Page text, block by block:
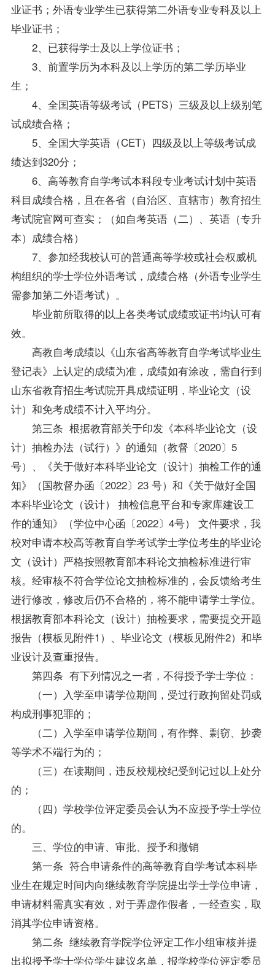
业证书；外语专业学生已获得第二外语专业专科及以上
毕业证书；
2、已获得学士及以上学位证书；
3、前置学历为本科及以上学历的第二学历毕业
生；
4、全国英语等级考试（PETS）三级及以上级别笔
试成绩合格；
5、全国大学英语（CET）四级及以上等级考试成
绩达到320分；
6、高等教育自学考试本科段专业考试计划中英语
科目成绩合格，且在各省（自治区、直辖市）教育招生
考试院官网可查实；（如自考英语（二）、英语（专升
本）成绩合格）
7、参加经我校认可的普通高等学校或社会权威机
构组织的学士学位外语考试，成绩合格（外语专业学生
需参加第二外语考试）。
毕业前所取得的以上各类考试成绩或证书均认可有
效。
高教自考成绩以《山东省高等教育自学考试毕业生
登记表》上认定的成绩为准，成绩如有涂改，需自行到
山东省教育招生考试院开具成绩证明，毕业论文（设
计）和免考成绩不计入平均分。
第三条 根据教育部关于印发《本科毕业论文（设
计）抽检办法（试行）》的通知（教督〔2020〕5
号）、《关于做好本科毕业论文（设计）抽检工作的通
知》（国教督办函〔2022〕23 号）和《关于做好全国
本科毕业论文（设计） 抽检信息平台和专家库建设工
作的通知》（学位中心函〔2022〕4号） 文件要求，我
校对申请本校高等教育自学考试学士学位考生的毕业论
文（设计）严格按照教育部本科论文抽检标准进行审
核。经审核不符合学位论文抽检标准的，会反馈给考生
进行修改，修改后仍不合格的，将不能申请学士学位。
根据教育部本科论文（设计）抽检要求，需要提交开题
报告（模板见附件1）、毕业论文（模板见附件2）和毕
业设计及查重报告。
第四条 有下列情况之一者，不得授予学士学位：
（一）入学至申请学位期间，受过行政拘留处罚或
构成刑事犯罪的；
（二）入学至申请学位期间，有作弊、剽窃、抄袭
等学术不端行为的；
（三）在读期间，违反校规校纪受到记过以上处分
的；
（四）学校学位评定委员会认为不应授予学士学位
的。
三、学位的申请、审批、授予和撤销
第一条 符合申请条件的高等教育自学考试本科毕
业生在规定时间内向继续教育学院提出学士学位申请，
申请材料需真实有效，对于弄虚作假者，一经查实，取
消其学位申请资格。
第二条 继续教育学院学位评定工作小组审核并提
出拟授予学士学位学生建议名单，报学校学位评定委员